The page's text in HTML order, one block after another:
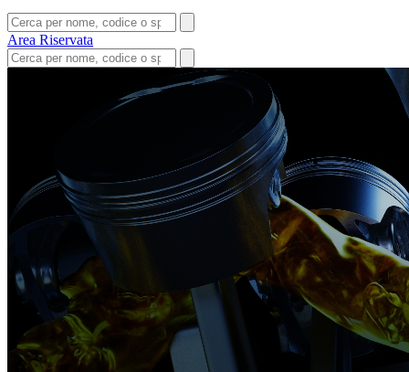
Area Riservata